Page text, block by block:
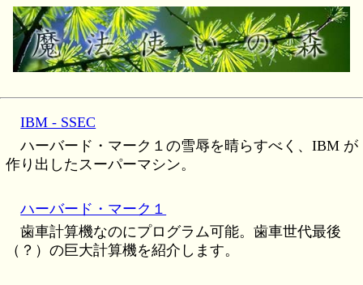
IBM - SSEC
ハーバード・マーク１の雪辱を晴らすべく、IBM が
作り出したスーパーマシン。
ハーバード・マーク１
歯車計算機なのにプログラム可能。歯車世代最後
（？）の巨大計算機を紹介します。